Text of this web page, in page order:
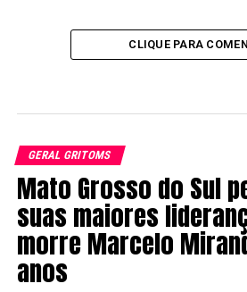
CLIQUE PARA
GERAL GRITOMS
Mato Grosso do Sul
suas maiores
morre Marcelo
anos